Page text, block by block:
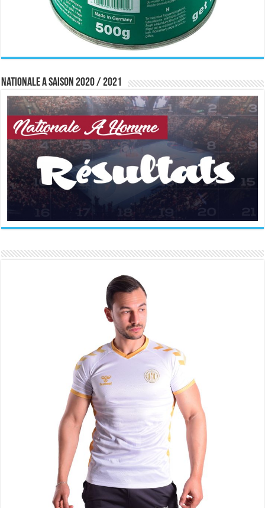
Nationale A saison 2020 / 2021